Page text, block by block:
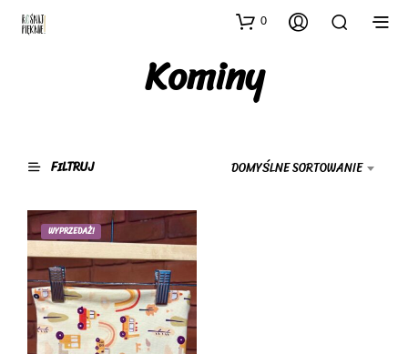
0
Kominy
FILTRUJ DOMYŚLNE SORTOWANIE
WYPRZEDAŻ!